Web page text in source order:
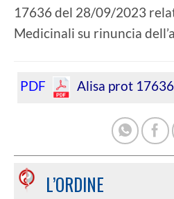
L’ORDINE
17636 del 28/09/2023
Medicinali su rinuncia
PDF Alisa prot 17636